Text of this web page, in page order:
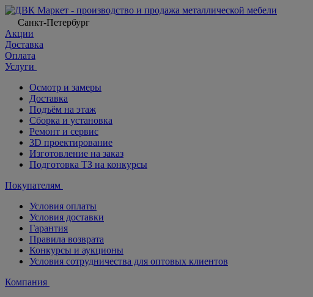
Санкт-Петербург
Акции
Доставка
Оплата
Услуги
Осмотр и замеры
Доставка
Подъём на этаж
Сборка и установка
Ремонт и сервис
3D проектирование
Изготовление на заказ
Подготовка ТЗ на конкурсы
Покупателям
Условия оплаты
Условия доставки
Гарантия
Правила возврата
Конкурсы и аукционы
Условия сотрудничества для оптовых клиентов
Компания